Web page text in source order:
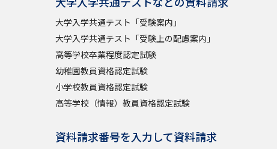
大学入学共通テスト「受験案内」
大学入学共通テスト「受験上の配慮案内」
高等学校卒業程度認定試験
幼稚園教員資格認定試験
小学校教員資格認定試験
高等学校（情報）教員資格認定試験
資料請求番号を入力して資料請求